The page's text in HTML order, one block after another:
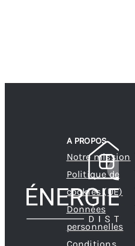
A PROPOS
Notre mission
Politique de
cookies (UE)
Données
personnelles
Conditions